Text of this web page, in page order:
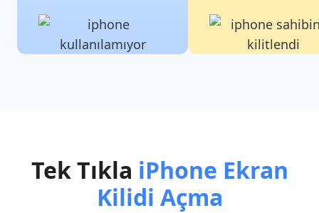
Tek Tıkla iPhone Ekran
Kilidi Açma